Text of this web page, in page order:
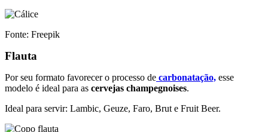
Fonte: Freepik
Flauta
Por seu formato favorecer o processo de carbonatação, esse
modelo é ideal para as cervejas champegnoises.
Ideal para servir: Lambic, Geuze, Faro, Brut e Fruit Beer.